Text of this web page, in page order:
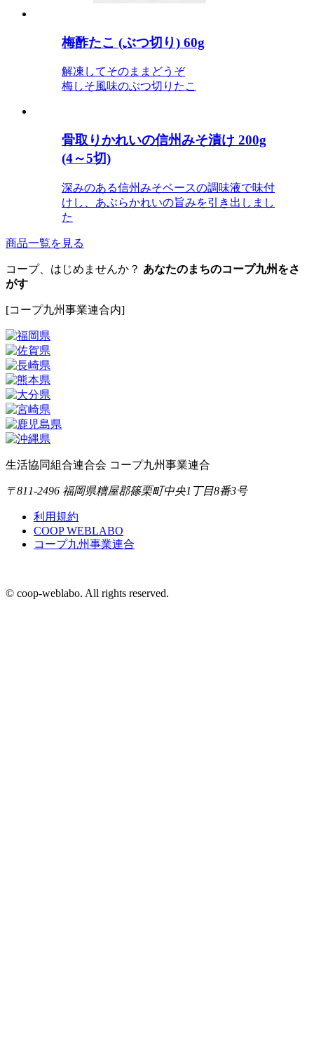
梅酢たこ (ぶつ切り) 60g
解凍してそのままどうぞ
梅しそ風味のぶつ切りたこ
骨取りかれいの信州みそ漬け 200g
(4～5切)
深みのある信州みそベースの調味液で味付
けし、あぶらかれいの旨みを引き出しまし
た
商品一覧を見る
コープ、はじめませんか？ あなたのまちのコープ九州をさ
がす
[コープ九州事業連合内]
生活協同組合連合会 コープ九州事業連合
〒811-2496 福岡県糟屋郡篠栗町中央1丁目8番3号
利用規約
COOP WEBLABO
コープ九州事業連合
© coop-weblabo. All rights reserved.